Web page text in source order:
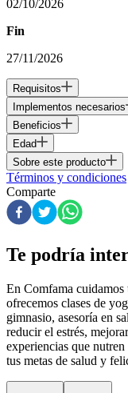
02/10/2026
Fin
27/11/2026
Requisitos
Implementos necesarios
Beneficios
Edad
Sobre este producto
Términos y condiciones
Comparte
Te podría
En Comfama cuidamos
ofrecemos clases de
gimnasio, asesoría en
reducir el estrés,
experiencias que
tus metas de salud y